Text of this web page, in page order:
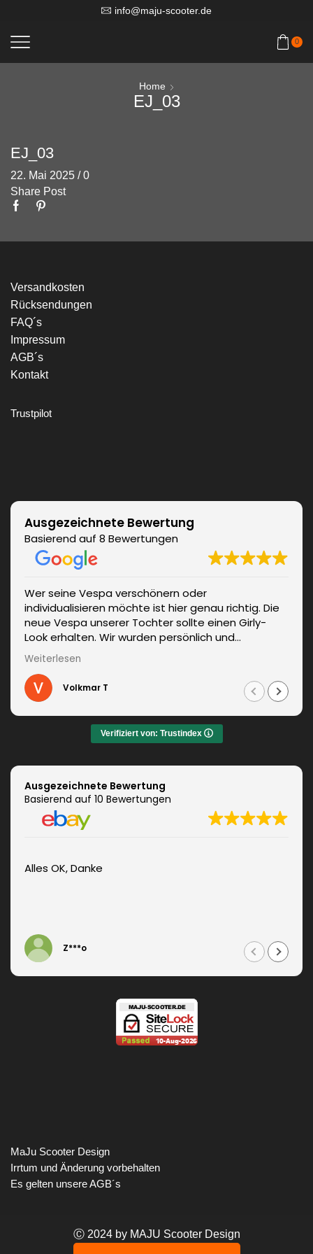
info@maju-scooter.de
0
Home
EJ_03
EJ_03
22. Mai 2025 / 0
Share Post
Versandkosten
Rücksendungen
FAQ´s
Impressum
AGB´s
Kontakt
Trustpilot
Ausgezeichnete Bewertung
Basierend auf 8 Bewertungen
Wer seine Vespa verschönern oder
individualisieren möchte ist hier genau richtig. Die
neue Vespa unserer Tochter sollte einen Girly-
Look erhalten. Wir wurden persönlich und
kompetent beraten. Die Lieferung erfolgte
unverzüglich. Weitere Änderungen waren auch kein
Problem und wurden sofort umgesetzt.
Informationen zum fachgerechten Anbringen sind
Das Ergebnis war jeden Euro wert. Vielen Dank!
Weiterlesen
Volkmar T
Verifiziert von: Trustindex
Ausgezeichnete Bewertung
Basierend auf 10 Bewertungen
Alles OK, Danke
Z***o
MaJu Scooter Design
Irrtum und Änderung vorbehalten
Es gelten unsere AGB´s
Ⓒ 2024 by MAJU Scooter Design